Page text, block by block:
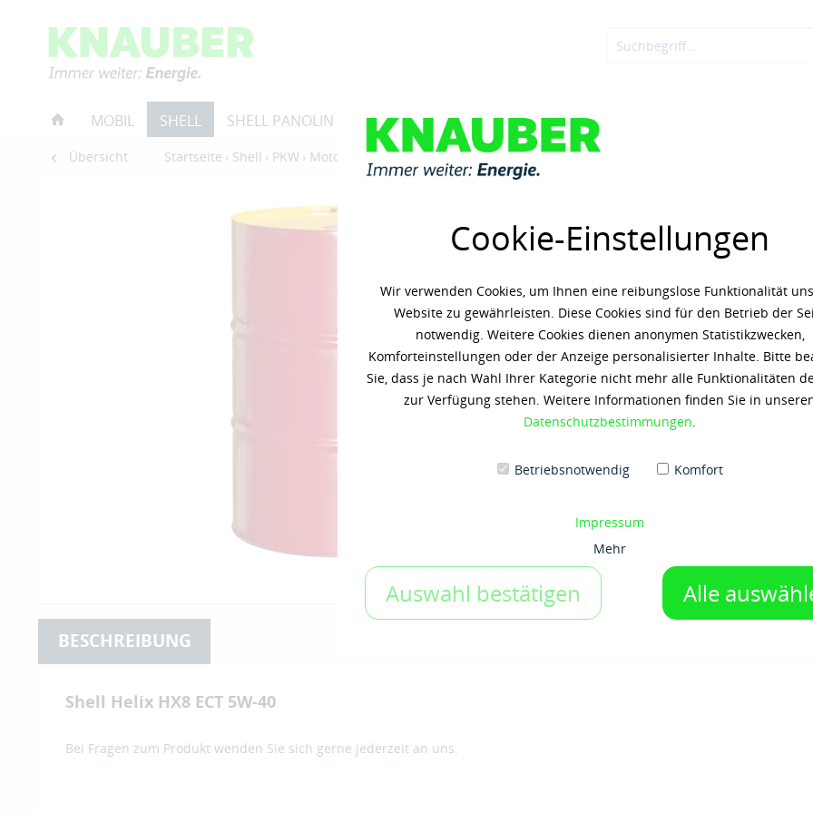
Cookie-Einstellungen
Wir verwenden Cookies, um Ihnen eine reibungslose Funktionalität
Website zu gewährleisten. Diese Cookies sind für den Betrieb der
notwendig. Weitere Cookies dienen anonymen Statistikzwecken,
Komforteinstellungen oder der Anzeige personalisierter Inhalte. Bitte
Sie, dass je nach Wahl Ihrer Kategorie nicht mehr alle Funktionalitäten
zur Verfügung stehen. Weitere Informationen finden Sie in
Datenschutzbestimmungen.
Betriebsnotwendig Komfort
Impressum
Mehr
Auswahl bestätigen Alle
MOBIL SHELL SHELL PANOLIN RESTPOSTEN ADBLUE® KNAUBER ENERGIE
Übersicht Startseite Shell PKW Motorenöle
Shell Helix
1.300,77 € *
Inhalt: 209 Liter
Artikel-Nr.: g50046687
Gebinde:
209 ltr-Fass
BESCHREIBUNG
Shell Helix HX8 ECT 5W-40
Bei Fragen zum Produkt wenden Sie sich gerne jederzeit an uns.